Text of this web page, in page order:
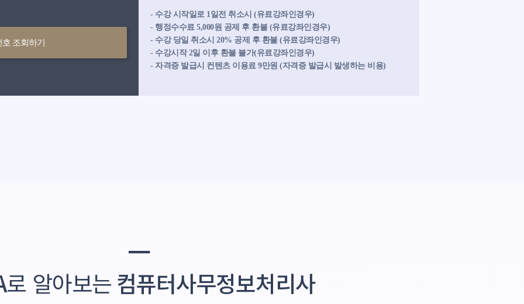
조회하기
- 수강 시작일로 1일전 취소시 (유료강좌인경우)
- 행정수수료 5,000원 공제 후 환불 (유료강좌인경우)
- 수강 당일 취소시 20% 공제 후 환불 (유료강좌인경우)
- 수강시작 2일 이후 환불 불가(유료강좌인경우)
- 자격증 발급시 컨텐츠 이용료 9만원 (자격증 발급시 발생하는 비용)
━
로 알아보는 컴퓨터사무정보처리사